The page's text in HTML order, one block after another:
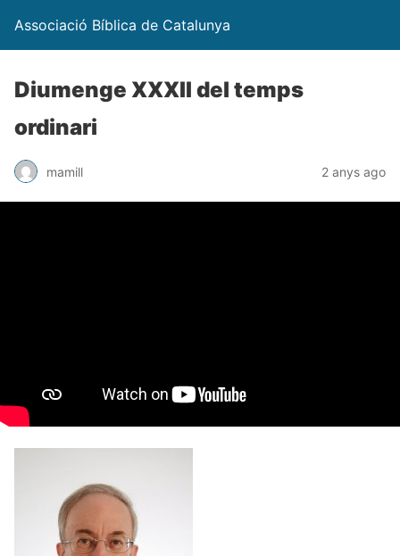
Associació Bíblica de Catalunya
Diumenge XXXII del temps
ordinari
mamill 2 anys ago